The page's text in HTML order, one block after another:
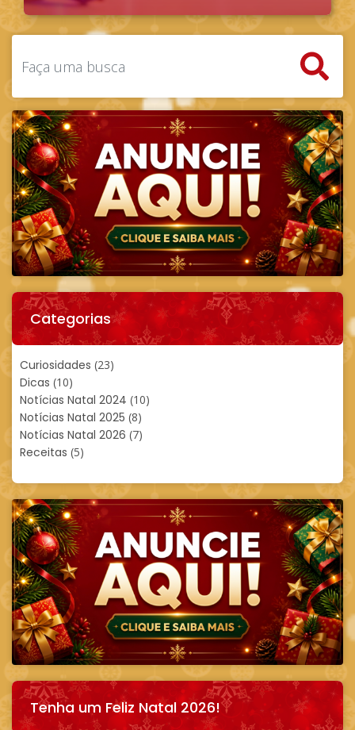
Categorias
Curiosidades (23)
Dicas (10)
Notícias Natal 2024 (10)
Notícias Natal 2025 (8)
Notícias Natal 2026 (7)
Receitas (5)
Tenha um Feliz Natal 2026!